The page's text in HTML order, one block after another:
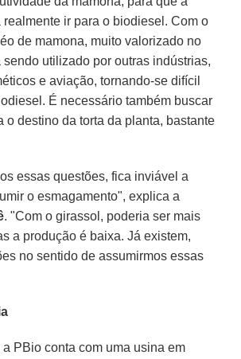
realmente ir para o biodiesel. Com o
de mamona, muito valorizado no
sendo utilizado por outras indústrias,
e aviação, tornando-se difícil
É necessário também buscar
o destino da torta da planta, bastante
essas questões, fica inviável a
o esmagamento", explica a
. "Com o girassol, poderia ser mais
a produção é baixa. Já existem,
no sentido de assumirmos essas
a PBio conta com uma usina em